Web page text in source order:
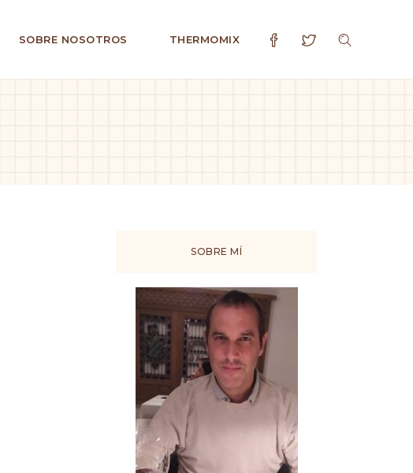
SOBRE NOSOTROS THERMOMIX
SOBRE MÍ